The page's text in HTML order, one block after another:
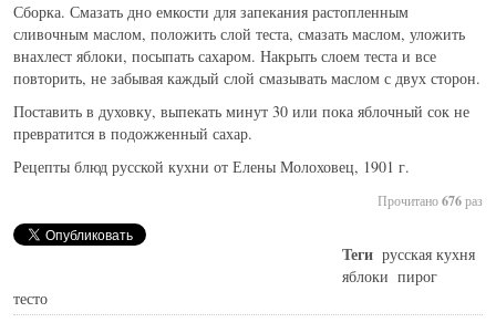
Сборка. Смазать дно емкости для запекания растопленным
сливочным маслом, положить слой теста, смазать маслом, уложить
внахлест яблоки, посыпать сахаром. Накрыть слоем теста и все
повторить, не забывая каждый слой смазывать маслом с двух сторон.
Поставить в духовку, выпекать минут 30 или пока яблочный сок не
превратится в подожженный сахар.
Рецепты блюд русской кухни от Елены Молоховец, 1901 г.
Прочитано676раз
Теги русская кухня
яблоки пирог
тесто